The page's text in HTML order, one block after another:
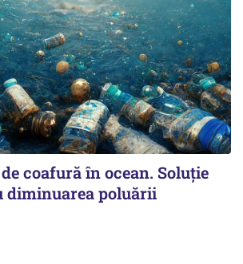
coafură în ocean. Soluție
diminuarea poluării